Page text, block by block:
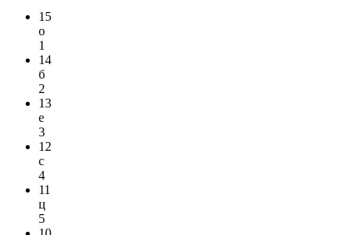
15
о
1
14
б
2
13
е
3
12
с
4
11
ц
5